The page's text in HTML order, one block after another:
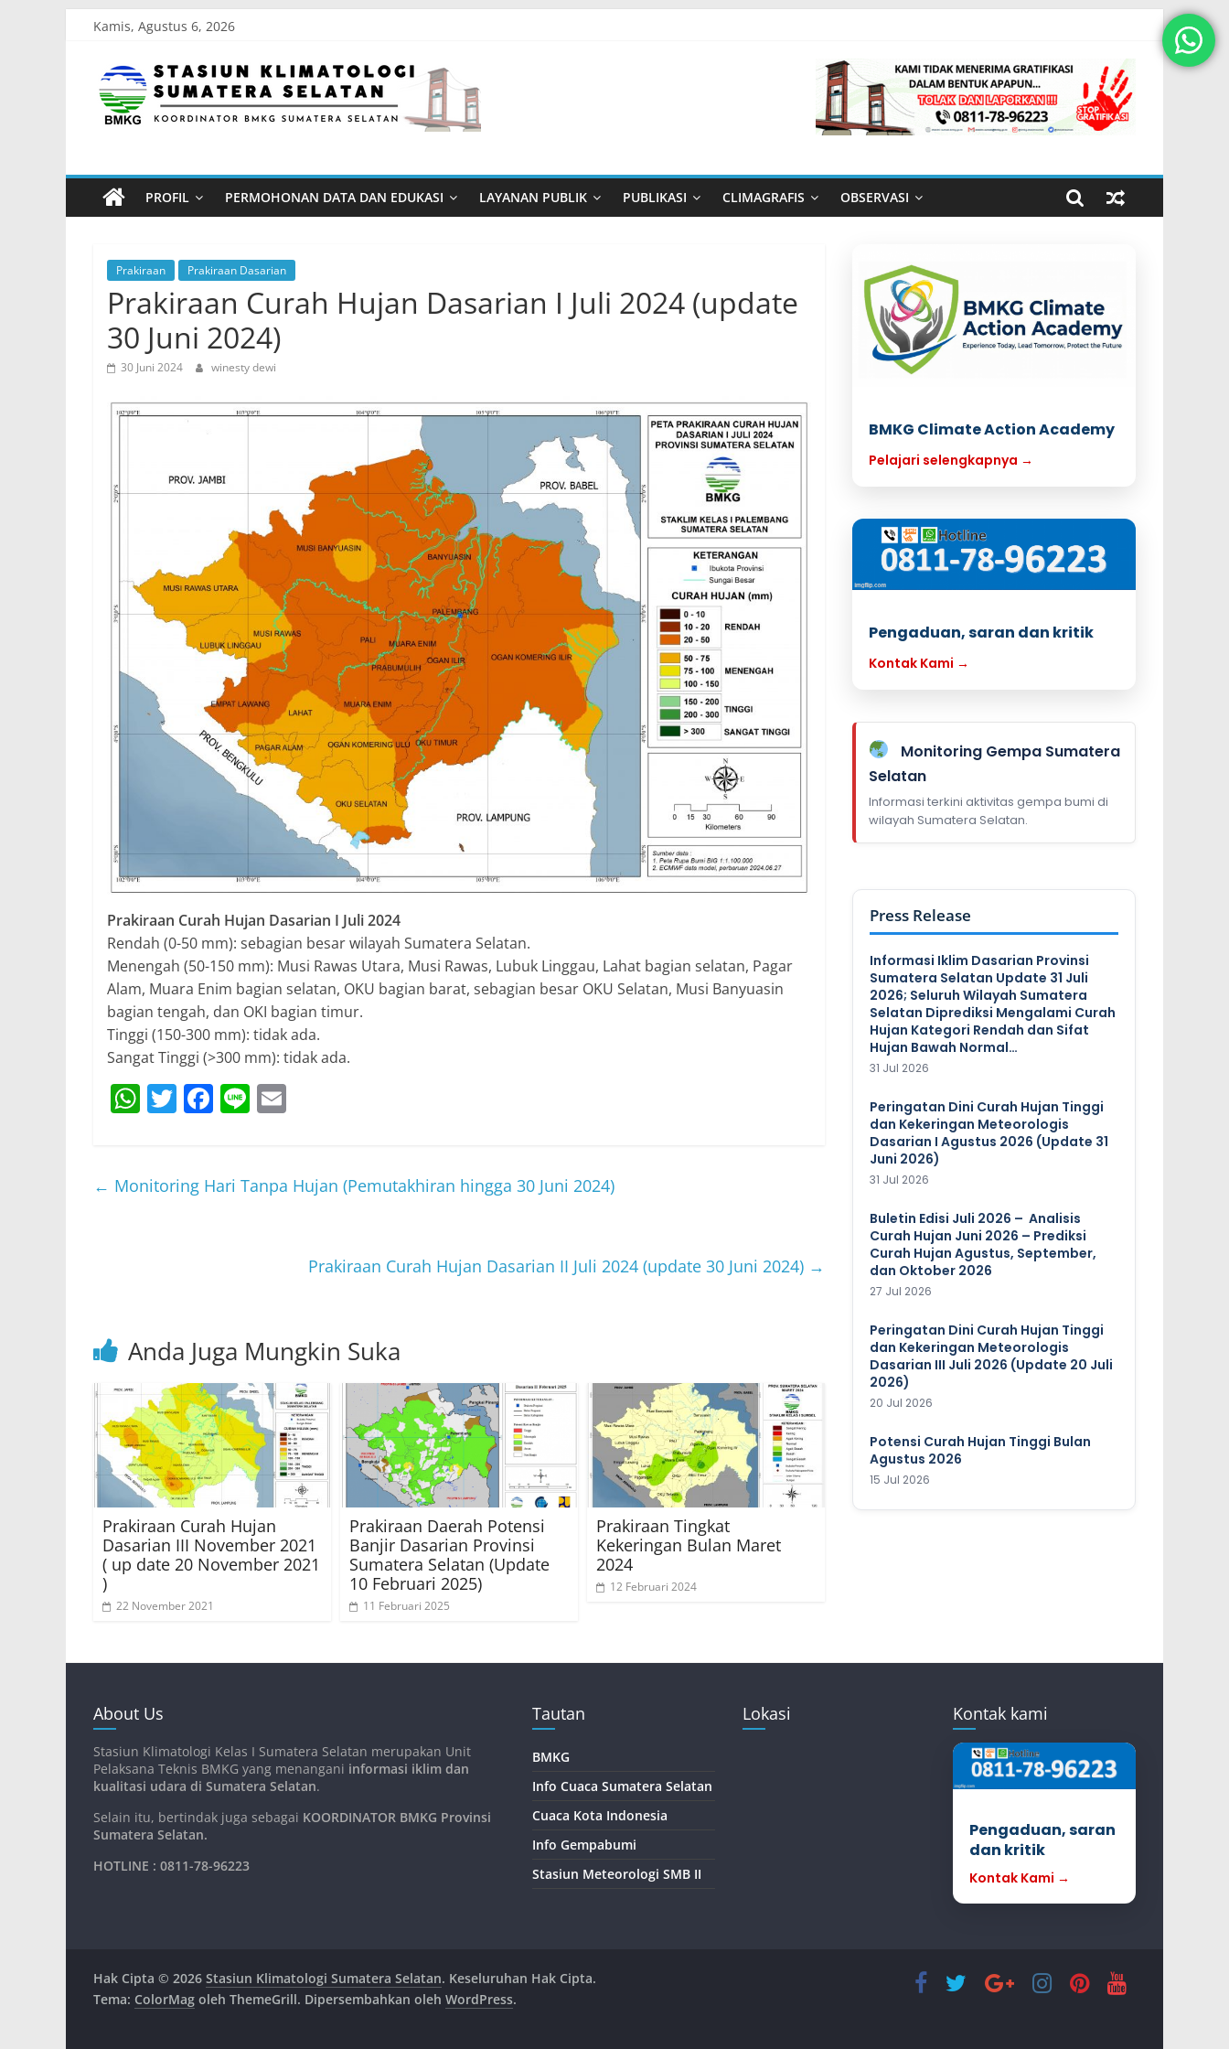
content
Kamis, Agustus 6, 2026
Stasiun
Klimatologi
Sumatera
Selatan
Koordinator
BMKG
Sumatera
Selatan
PROFIL PERMOHONAN DATA DAN EDUKASI LAYANAN PUBLIK PUBLIKASI CLIMAGRAFIS OBSERVASI
Prakiraan Prakiraan Dasarian
Prakiraan Curah Hujan Dasarian I Juli 2024 (update
30 Juni 2024)
30 Juni 2024 winesty dewi
Prakiraan Curah Hujan Dasarian I Juli 2024
Rendah (0-50 mm): sebagian besar wilayah Sumatera Selatan.
Menengah (50-150 mm): Musi Rawas Utara, Musi Rawas, Lubuk Linggau, Lahat bagian selatan, Pagar
Alam, Muara Enim bagian selatan, OKU bagian barat, sebagian besar OKU Selatan, Musi Banyuasin
bagian tengah, dan OKI bagian timur.
Tinggi (150-300 mm): tidak ada.
Sangat Tinggi (>300 mm): tidak ada.
W
s
T
er
F
e
Li
l
← Monitoring Hari Tanpa Hujan (Pemutakhiran hingga 30 Juni 2024)
Prakiraan Curah Hujan Dasarian II Juli 2024 (update 30 Juni 2024) →
Anda Juga Mungkin Suka
Prakiraan Curah Hujan
Dasarian III November 2021
( up date 20 November 2021
)
22 November 2021
Prakiraan Daerah Potensi
Banjir Dasarian Provinsi
Sumatera Selatan (Update
10 Februari 2025)
11 Februari 2025
Prakiraan Tingkat
Kekeringan Bulan Maret
2024
12 Februari 2024
BMKG Climate Action Academy
Pelajari selengkapnya →
Pengaduan, saran dan kritik
Kontak Kami →
Monitoring Gempa Sumatera
Selatan
Informasi terkini aktivitas gempa bumi di
wilayah Sumatera Selatan.
Press Release
Informasi Iklim Dasarian Provinsi
Sumatera Selatan Update 31 Juli
2026; Seluruh Wilayah Sumatera
Selatan Diprediksi Mengalami Curah
Hujan Kategori Rendah dan Sifat
Hujan Bawah Normal…
31 Jul 2026
Peringatan Dini Curah Hujan Tinggi
dan Kekeringan Meteorologis
Dasarian I Agustus 2026 (Update 31
Juni 2026)
31 Jul 2026
Buletin Edisi Juli 2026 – Analisis
Curah Hujan Juni 2026 – Prediksi
Curah Hujan Agustus, September,
dan Oktober 2026
27 Jul 2026
Peringatan Dini Curah Hujan Tinggi
dan Kekeringan Meteorologis
Dasarian III Juli 2026 (Update 20 Juli
2026)
20 Jul 2026
Potensi Curah Hujan Tinggi Bulan
Agustus 2026
15 Jul 2026
About Us
Stasiun Klimatologi Kelas I Sumatera Selatan merupakan Unit
Pelaksana Teknis BMKG yang menangani informasi iklim dan
kualitasi udara di Sumatera Selatan.
Selain itu, bertindak juga sebagai KOORDINATOR BMKG Provinsi
Sumatera Selatan.
HOTLINE : 0811-78-96223
Tautan
BMKG
Info Cuaca Sumatera Selatan
Cuaca Kota Indonesia
Info Gempabumi
Stasiun Meteorologi SMB II
Lokasi Kontak kami
Pengaduan, saran
dan kritik
Kontak Kami →
Hak Cipta © 2026 Stasiun Klimatologi Sumatera Selatan. Keseluruhan Hak Cipta.
Tema: ColorMag oleh ThemeGrill. Dipersembahkan oleh WordPress.